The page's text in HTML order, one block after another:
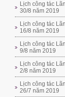
Lịch công tác
30/8 năm 2019
Lịch công tác
16/8 năm 2019
Lịch công tác
9/8 năm 2019
Lịch công tác
2/8 năm 2019
Lịch công tác
26/7 năm 2019